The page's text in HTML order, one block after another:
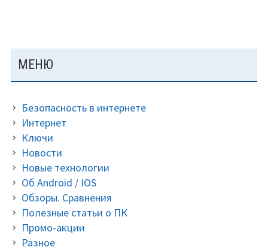
защитить
и
ОСНОВНАЯ
ПАНЕЛЬ
МЕНЮ
Безопасность в интернете
Интернет
Ключи
Новости
Новые технологии
Об Android / IOS
Обзоры. Сравнения
Полезные статьи о ПК
Промо-акции
Разное